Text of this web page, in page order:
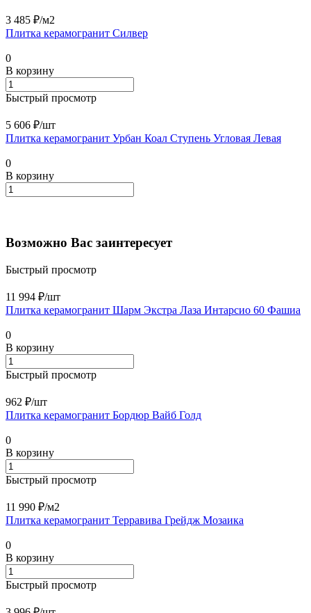
3 485 ₽/м2
Плитка керамогранит Силвер
0
В корзину
Быстрый просмотр
5 606 ₽/шт
Плитка керамогранит Урбан Коал Ступень Угловая Левая
0
В корзину
Возможно Вас заинтересует
Быстрый просмотр
11 994 ₽/шт
Плитка керамогранит Шарм Экстра Лаза Интарсио 60 Фашиа
0
В корзину
Быстрый просмотр
962 ₽/шт
Плитка керамогранит Бордюр Вайб Голд
0
В корзину
Быстрый просмотр
11 990 ₽/м2
Плитка керамогранит Терравива Грейдж Мозаика
0
В корзину
Быстрый просмотр